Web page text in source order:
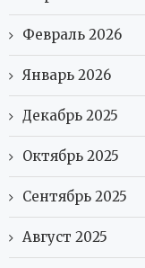
Февраль 2026
Январь 2026
Декабрь 2025
Октябрь 2025
Сентябрь 2025
Август 2025